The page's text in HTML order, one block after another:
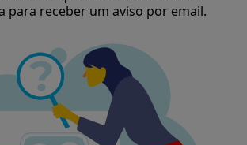
para receber um aviso por email.